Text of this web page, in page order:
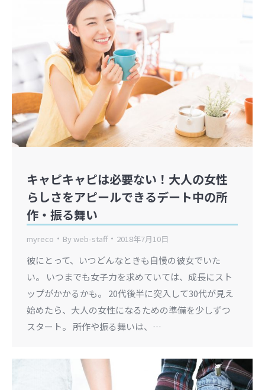
キャピキャピは必要ない！大人の女性
らしさをアピールできるデート中の所
作・振る舞い
myreco Byweb-staff 2018年7月10日
彼にとって、いつどんなときも自慢の彼女でいた
い。 いつまでも女子力を求めていては、成長にスト
ップがかかるかも。 20代後半に突入して30代が見え
始めたら、大人の女性になるための準備を少しずつ
スタート。 所作や振る舞いは、…